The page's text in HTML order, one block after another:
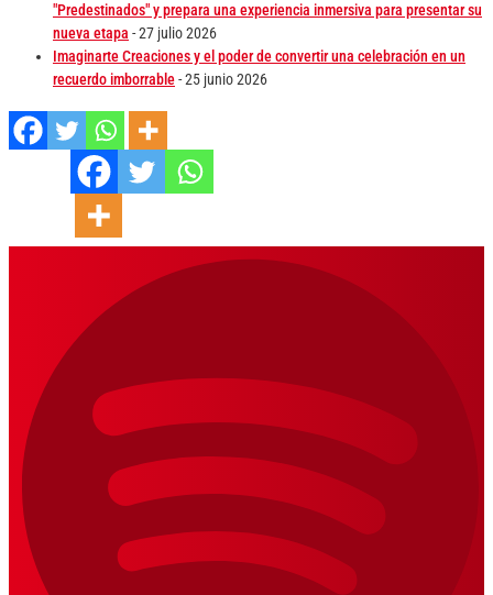
"Predestinados" y prepara una experiencia inmersiva para presentar su
nueva etapa - 27 julio 2026
Imaginarte Creaciones y el poder de convertir una celebración en un
recuerdo imborrable- 25 junio 2026